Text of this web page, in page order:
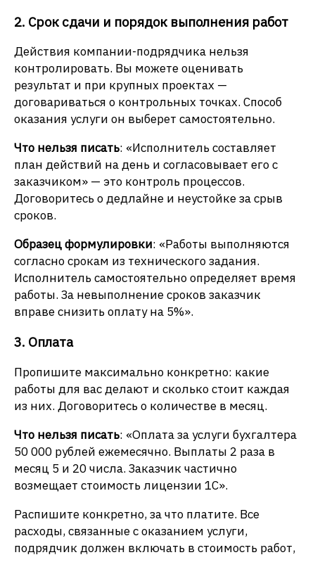
2. Срок сдачи и порядок выполнения работ
Действия компании-подрядчика нельзя
контролировать. Вы можете оценивать
результат и при крупных проектах —
договариваться о контрольных точках. Способ
оказания услуги он выберет самостоятельно.
Что нельзя писать: «Исполнитель составляет
план действий на день и согласовывает его с
заказчиком» — это контроль процессов.
Договоритесь о дедлайне и неустойке за срыв
сроков.
Образец формулировки: «Работы выполняются
согласно срокам из технического задания.
Исполнитель самостоятельно определяет время
работы. За невыполнение сроков заказчик
вправе снизить оплату на 5%».
3. Оплата
Пропишите максимально конкретно: какие
работы для вас делают и сколько стоит каждая
из них. Договоритесь о количестве в месяц.
Что нельзя писать: «Оплата за услуги бухгалтера
50 000 рублей ежемесячно. Выплаты 2 раза в
месяц 5 и 20 числа. Заказчик частично
возмещает стоимость лицензии 1С».
Распишите конкретно, за что платите. Все
расходы, связанные с оказанием услуги,
подрядчик должен включать в стоимость работ,